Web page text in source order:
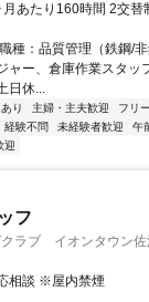
月あたり160時間 2交
種：品質管理（鉄鋼/
ャー、倉庫作業スタッ
日休...
り 主婦・主夫歓迎 フリ
経験不問 未経験者歓迎 午
迎
フ
ラブ イオンタウン佐
相談 ※屋内禁煙